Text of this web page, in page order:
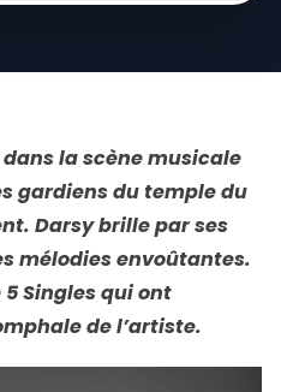
la scène musicale
gardiens du temple du
Darsy brille par ses
mélodies envoûtantes.
Singles qui ont
de l’artiste.